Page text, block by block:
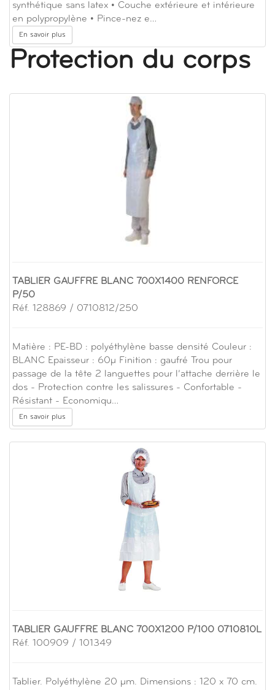
synthétique sans latex • Couche extérieure et intérieure
en polypropylène • Pince-nez e…
En savoir plus
Protection du corps
TABLIER GAUFFRE BLANC 700X1400 RENFORCE
P/50
Réf. 128869 / 0710812/250
Matière : PE-BD : polyéthylène basse densité Couleur :
BLANC Epaisseur : 60µ Finition : gaufré Trou pour
passage de la tête 2 languettes pour l’attache derrière le
dos - Protection contre les salissures - Confortable -
Résistant - Economiqu…
En savoir plus
TABLIER GAUFFRE BLANC 700X1200 P/100 0710810L
Réf. 100909 / 101349
Tablier. Polyéthylène 20 µm. Dimensions : 120 x 70 cm.